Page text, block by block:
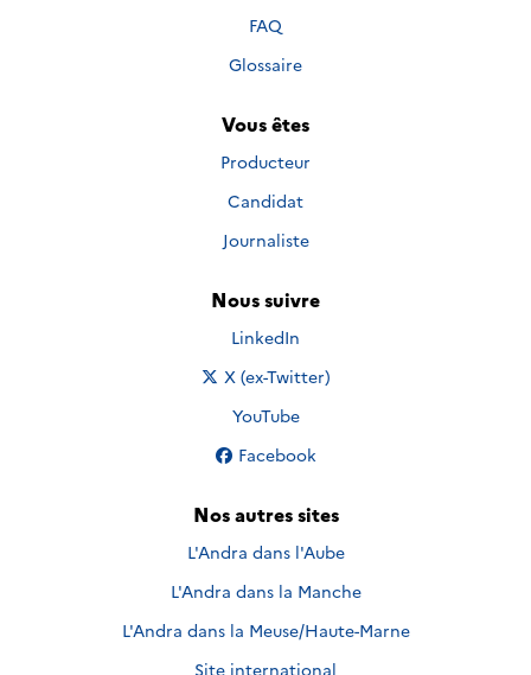
FAQ
Glossaire
Vous êtes
Producteur
Candidat
Journaliste
Nous suivre
Nous suivre sur
LinkedIn
Nous suivre sur
X (ex-Twitter)
Nous suivre sur
YouTube
Nous suivre sur
Facebook
Nos autres sites
L'Andra dans l'Aube
L'Andra dans la Manche
L'Andra dans la Meuse/Haute-Marne
Site international